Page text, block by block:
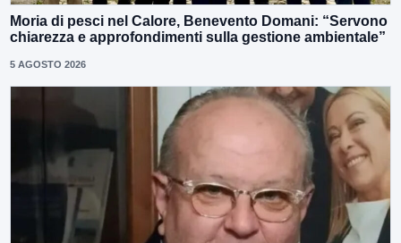
Moria di pesci nel Calore, Benevento Domani: “Servono
chiarezza e approfondimenti sulla gestione ambientale”
5 AGOSTO 2026